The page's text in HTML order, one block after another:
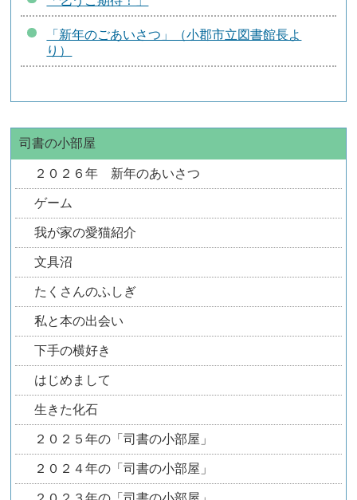
「新年のごあいさつ」（小郡市立図書館長よ
り）
司書の小部屋
２０２６年 新年のあいさつ
ゲーム
我が家の愛猫紹介
文具沼
たくさんのふしぎ
私と本の出会い
下手の横好き
はじめまして
生きた化石
２０２５年の「司書の小部屋」
２０２４年の「司書の小部屋」